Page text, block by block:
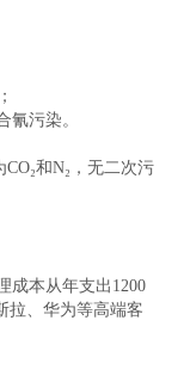
污染。
和N₂，无二次污
成本从年支出1200
拉、华为等高端客